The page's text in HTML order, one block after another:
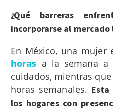
¿Qué barreras
incorporarse al mercado
En México, una mujer
horas a la semana a
cuidados, mientras
horas semanales. Esta
los hogares con